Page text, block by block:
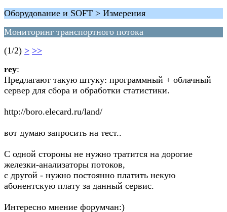
Оборудование и SOFT > Измерения
Мониторинг транспортного потока
(1/2) > >>
rey:
Предлагают такую штуку: программный + облачный
сервер для сбора и обработки статистики.
http://boro.elecard.ru/land/
вот думаю запросить на тест..
С одной стороны не нужно тратится на дорогие
железки-анализаторы потоков,
с другой - нужно постоянно платить некую
абонентскую плату за данный сервис.
Интересно мнение форумчан:)